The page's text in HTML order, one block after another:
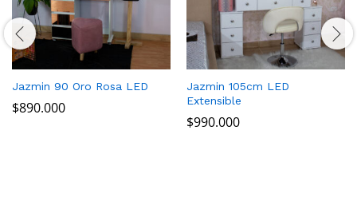
Jazmin 90 Oro Rosa LED
$890.000
Jazmin 105cm LED
Extensible
$990.000